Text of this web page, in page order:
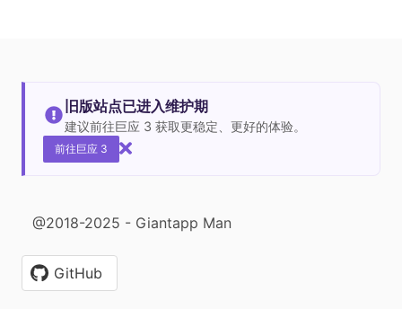
旧版站点已进入维护期
建议前往巨应 3 获取更稳定、更好的体验。
前往巨应 3
@2018-2025 - Giantapp Man
GitHub